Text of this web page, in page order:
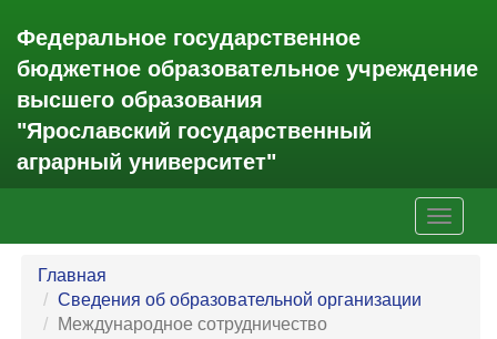
Федеральное государственное
бюджетное образовательное учреждение
высшего образования
"Ярославский государственный
аграрный университет"
Главная
Сведения об образовательной организации
Международное сотрудничество